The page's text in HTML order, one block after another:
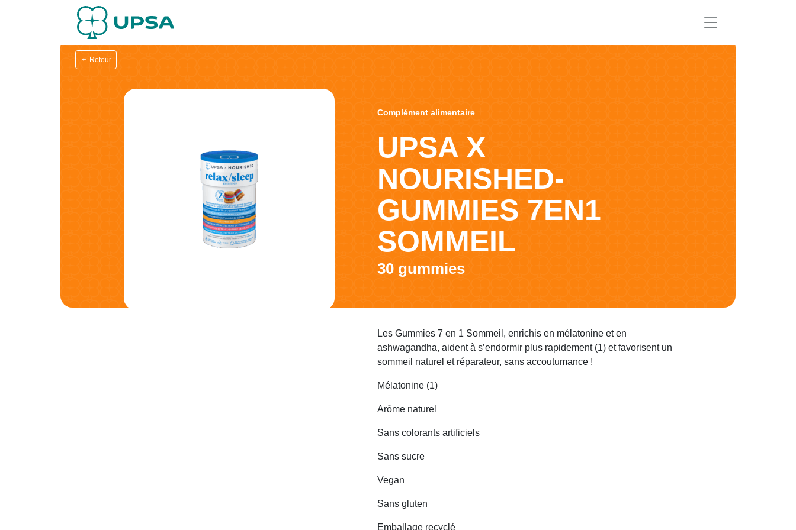
Retour
Complément alimentaire
UPSA X
NOURISHED-
GUMMIES 7EN1
SOMMEIL
30 gummies
Les Gummies 7 en 1 Sommeil, enrichis en mélatonine et en
ashwagandha, aident à s’endormir plus rapidement (1) et favorisent un
sommeil naturel et réparateur, sans accoutumance !
Mélatonine (1)
Arôme naturel
Sans colorants artificiels
Sans sucre
Vegan
Sans gluten
Emballage recyclé